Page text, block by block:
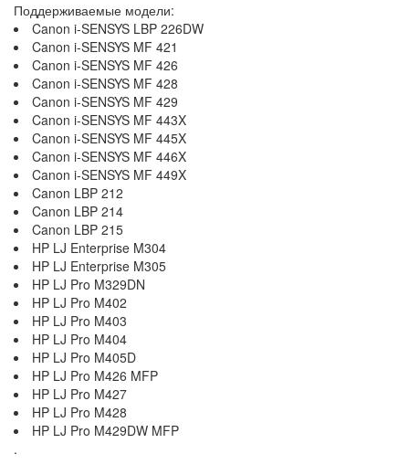
Поддерживаемые модели:
Canon i-SENSYS LBP 226DW
Canon i-SENSYS MF 421
Canon i-SENSYS MF 426
Canon i-SENSYS MF 428
Canon i-SENSYS MF 429
Canon i-SENSYS MF 443X
Canon i-SENSYS MF 445X
Canon i-SENSYS MF 446X
Canon i-SENSYS MF 449X
Canon LBP 212
Canon LBP 214
Canon LBP 215
HP LJ Enterprise M304
HP LJ Enterprise M305
HP LJ Pro M329DN
HP LJ Pro M402
HP LJ Pro M403
HP LJ Pro M404
HP LJ Pro M405D
HP LJ Pro M426 MFP
HP LJ Pro M427
HP LJ Pro M428
HP LJ Pro M429DW MFP
.